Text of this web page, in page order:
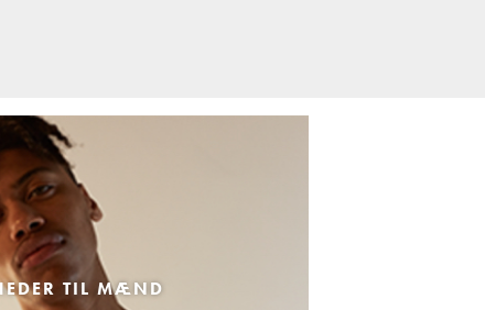
TIL MÆND